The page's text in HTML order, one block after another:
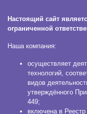
Настоящий сайт
ограниченной
Наша компания:
осуществляет
технологий,
видов
утверждённого
449;
включена в Реестр